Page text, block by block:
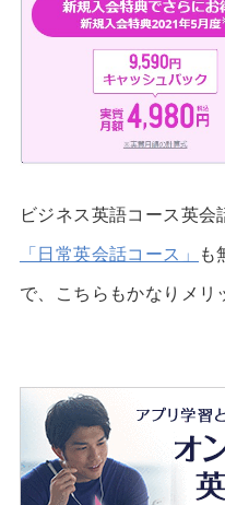
ビジネス英語コース英会
「日常英会話コース」 も
で、こちらもかなりメリ